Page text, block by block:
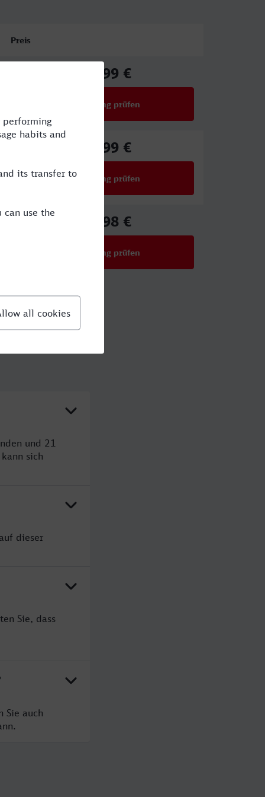
Preis
46,99 €
Verbindung prüfen
32,99 €
Verbindung prüfen
80,98 €
Verbindung prüfen
und 21
sich
dieser
Sie, dass
Sie auch